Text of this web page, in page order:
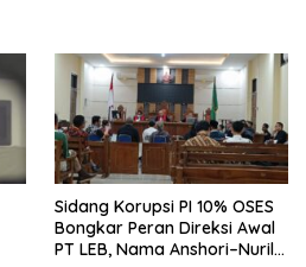
Sidang Korupsi PI 10% OSES
Bongkar Peran Direksi Awal
PT LEB, Nama Anshori–Nuril